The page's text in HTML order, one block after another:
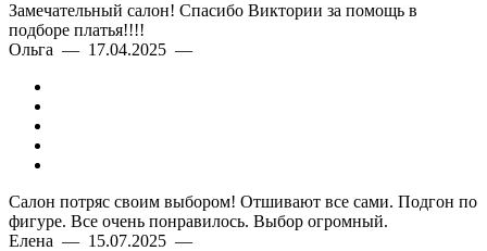
Замечательный салон! Спасибо Виктории за помощь в
подборе платья!!!!
Ольга — 17.04.2025 —
Салон потряс своим выбором! Отшивают все сами. Подгон по
фигуре. Все очень понравилось. Выбор огромный.
Елена — 15.07.2025 —